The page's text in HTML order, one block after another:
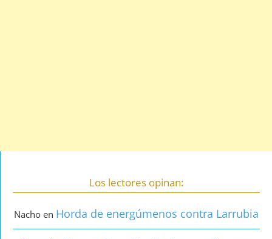
Los lectores opinan:
Nacho en Horda de energúmenos contra Larrubia